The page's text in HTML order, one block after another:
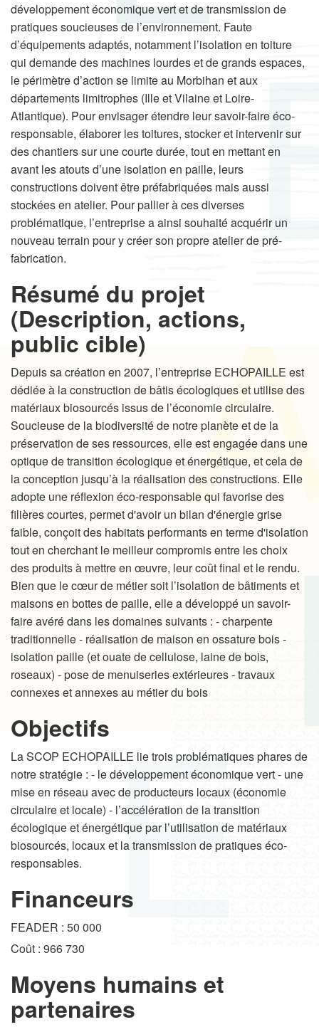
développement économique vert et de transmission de
pratiques soucieuses de l’environnement. Faute
d’équipements adaptés, notamment l’isolation en toiture
qui demande des machines lourdes et de grands espaces,
le périmètre d’action se limite au Morbihan et aux
départements limitrophes (Ille et Vilaine et Loire-
Atlantique). Pour envisager étendre leur savoir-faire éco-
responsable, élaborer les toitures, stocker et intervenir sur
des chantiers sur une courte durée, tout en mettant en
avant les atouts d’une isolation en paille, leurs
constructions doivent être préfabriquées mais aussi
stockées en atelier. Pour pallier à ces diverses
problématique, l’entreprise a ainsi souhaité acquérir un
nouveau terrain pour y créer son propre atelier de pré-
fabrication.
Résumé du projet
(Description, actions,
public cible)
Depuis sa création en 2007, l’entreprise ECHOPAILLE est
dédiée à la construction de bâtis écologiques et utilise des
matériaux biosourcés issus de l’économie circulaire.
Soucieuse de la biodiversité de notre planète et de la
préservation de ses ressources, elle est engagée dans une
optique de transition écologique et énergétique, et cela de
la conception jusqu’à la réalisation des constructions. Elle
adopte une réflexion éco-responsable qui favorise des
filières courtes, permet d'avoir un bilan d'énergie grise
faible, conçoit des habitats performants en terme d'isolation
tout en cherchant le meilleur compromis entre les choix
des produits à mettre en œuvre, leur coût final et le rendu.
Bien que le cœur de métier soit l’isolation de bâtiments et
maisons en bottes de paille, elle a développé un savoir-
faire avéré dans les domaines suivants : - charpente
traditionnelle - réalisation de maison en ossature bois -
isolation paille (et ouate de cellulose, laine de bois,
roseaux) - pose de menuiseries extérieures - travaux
connexes et annexes au métier du bois
Objectifs
La SCOP ECHOPAILLE lie trois problématiques phares de
notre stratégie : - le développement économique vert - une
mise en réseau avec de producteurs locaux (économie
circulaire et locale) - l’accélération de la transition
écologique et énergétique par l’utilisation de matériaux
biosourcés, locaux et la transmission de pratiques éco-
responsables.
Financeurs
FEADER : 50 000
Coût : 966 730
Moyens humains et
partenaires